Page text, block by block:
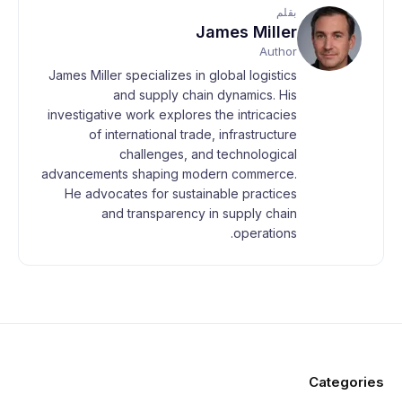
بقلم
James Miller
Author
James Miller specializes in global logistics
and supply chain dynamics. His
investigative work explores the intricacies
of international trade, infrastructure
challenges, and technological
advancements shaping modern commerce.
He advocates for sustainable practices
and transparency in supply chain
operations.
Categories